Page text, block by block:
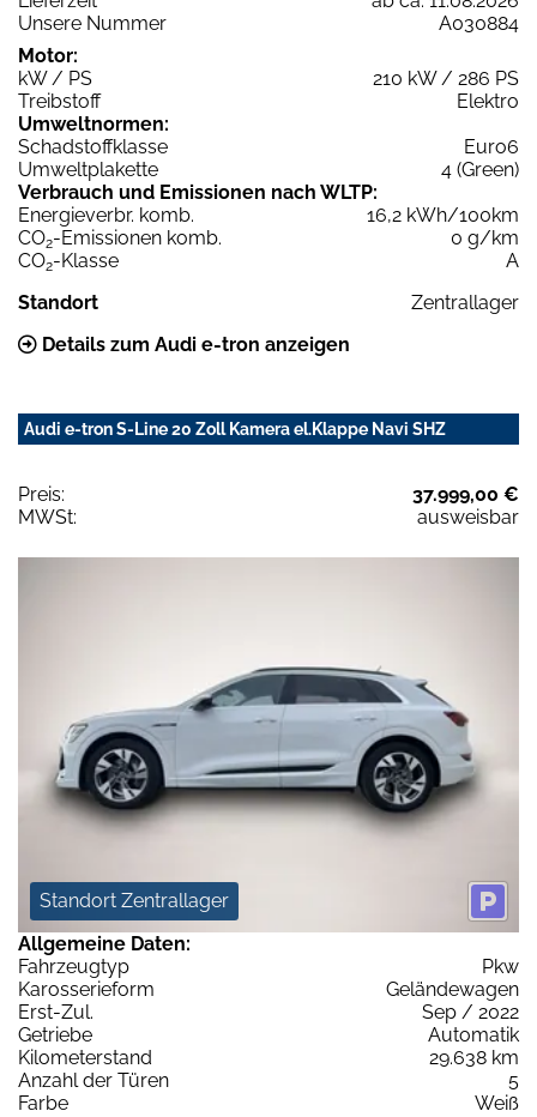
Unsere Nummer
A030884
Motor:
kW / PS
210 kW / 286 PS
Treibstoff
Elektro
Umweltnormen:
Schadstoffklasse
Euro6
Umweltplakette
4 (Green)
Verbrauch und Emissionen nach WLTP:
Energieverbr. komb.
16,2 kWh/100km
CO2-Emissionen komb.
0 g/km
CO2-Klasse
A
Standort
Zentrallager
Details zum Audi e-tron anzeigen
Audi e-tron S-Line 20 Zoll Kamera el.Klappe Navi SHZ
Preis:
37.999,00 €
MWSt:
ausweisbar
Standort Zentrallager
Allgemeine Daten:
Fahrzeugtyp
Pkw
Karosserieform
Geländewagen
Erst-Zul.
Sep / 2022
Getriebe
Automatik
Kilometerstand
29.638 km
Anzahl der Türen
5
Farbe
Weiß